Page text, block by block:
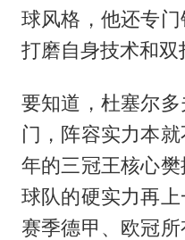
球风格，他还专门
打磨自身技术和双
要知道，杜塞尔
门，阵容实力本
年的三冠王核心
球队的硬实力再
赛季德甲、欧冠